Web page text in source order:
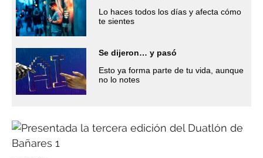
Lo haces todos los días y afecta cómo
te sientes
Se dijeron… y pasó
Esto ya forma parte de tu vida, aunque
no lo notes